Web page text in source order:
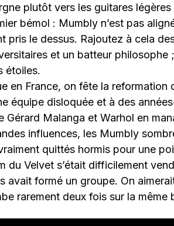
plutôt vers les guitares
bémol : Mumbly n’est pas
pris le dessus. Rajoutez à cela
et un batteur
étoiles.
en France, on fête la
équipe disloquée et à des
Gérard Malanga et Warhol en
influences, les Mumbly
quittés hormis pour une
du Velvet s’était difficilement
avait formé un groupe. On
rarement deux fois sur la même